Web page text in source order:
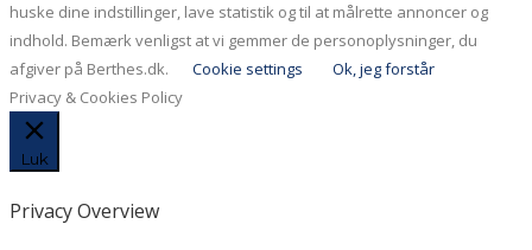
huske dine indstillinger, lave statistik og til at målrette annoncer og
indhold. Bemærk venligst at vi gemmer de personoplysninger, du
afgiver på Berthes.dk.
Cookie settings
Ok, jeg forstår
Privacy & Cookies Policy
Luk
Privacy Overview